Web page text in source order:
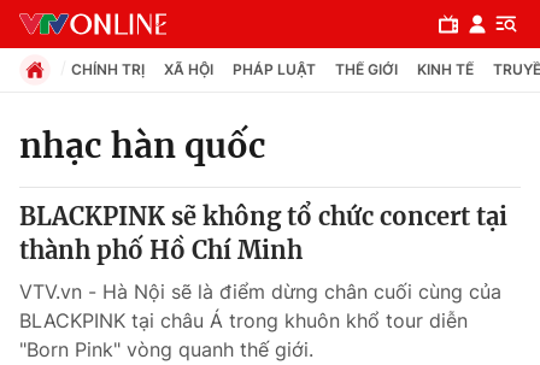
Chuyên mục
Chính trị
Xã hội
CHÍNH TRỊ XÃ HỘI PHÁP LUẬT THẾ GIỚI KINH TẾ
nhạc hàn quốc
BLACKPINK sẽ không tổ chức concert tại
thành phố Hồ Chí Minh
VTV.vn - Hà Nội sẽ là điểm dừng chân cuối cùng của
BLACKPINK tại châu Á trong khuôn khổ tour diễn
"Born Pink" vòng quanh thế giới.